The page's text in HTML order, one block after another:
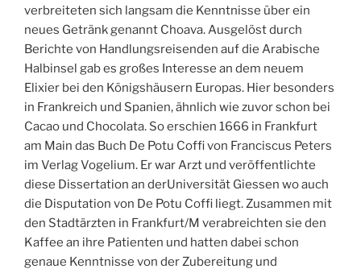
verbreiteten sich langsam die Kenntnisse über ein
neues Getränk genannt Choava. Ausgelöst durch
Berichte von Handlungsreisenden auf die Arabische
Halbinsel gab es großes Interesse an dem neuem
Elixier bei den Königshäusern Europas. Hier besonders
in Frankreich und Spanien, ähnlich wie zuvor schon bei
Cacao und Chocolata. So erschien 1666 in Frankfurt
am Main das Buch De Potu Coffi von Franciscus Peters
im Verlag Vogelium. Er war Arzt und veröffentlichte
diese Dissertation an derUniversität Giessen wo auch
die Disputation von De Potu Coffi liegt. Zusammen mit
den Stadtärzten in Frankfurt/M verabreichten sie den
Kaffee an ihre Patienten und hatten dabei schon
genaue Kenntnisse von der Zubereitung und